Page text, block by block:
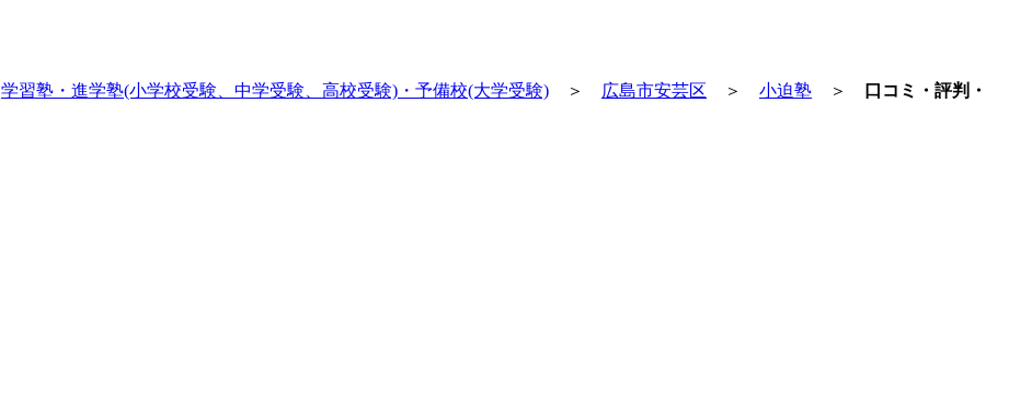
学習塾・進学塾(小学校受験、中学受験、高校受験)・予備校(大学受験) ＞ 広島市安芸区 ＞ 小迫塾 ＞
口コミ・評判・